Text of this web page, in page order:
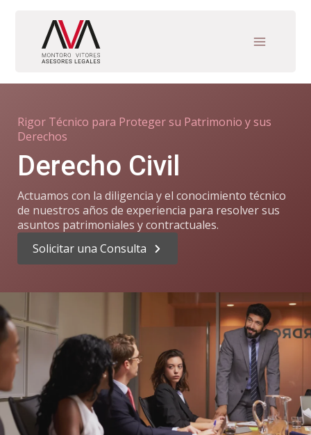
contenido
Rigor Técnico para Proteger su Patrimonio y sus
Derechos
Derecho Civil
Actuamos con la diligencia y el conocimiento técnico
de nuestros años de experiencia para resolver sus
asuntos patrimoniales y contractuales.
Solicitar una Consulta